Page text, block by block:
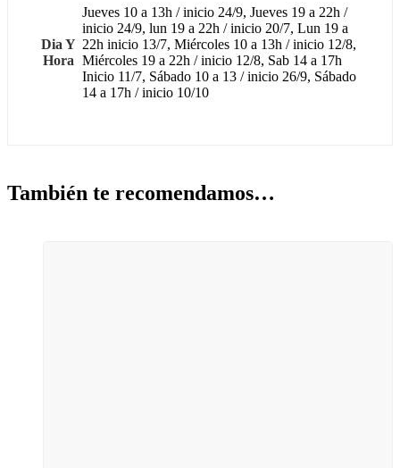
Dia Y
Hora
Jueves 10 a 13h / inicio 24/9, Jueves 19 a 22h /
inicio 24/9, lun 19 a 22h / inicio 20/7, Lun 19 a
22h inicio 13/7, Miércoles 10 a 13h / inicio 12/8,
Miércoles 19 a 22h / inicio 12/8, Sab 14 a 17h
Inicio 11/7, Sábado 10 a 13 / inicio 26/9, Sábado
14 a 17h / inicio 10/10
También te recomendamos…